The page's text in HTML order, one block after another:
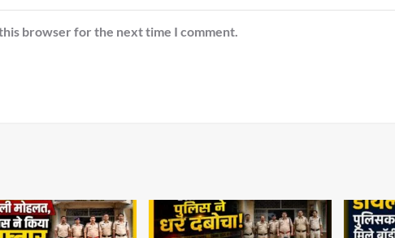
browser for the next time I comment.